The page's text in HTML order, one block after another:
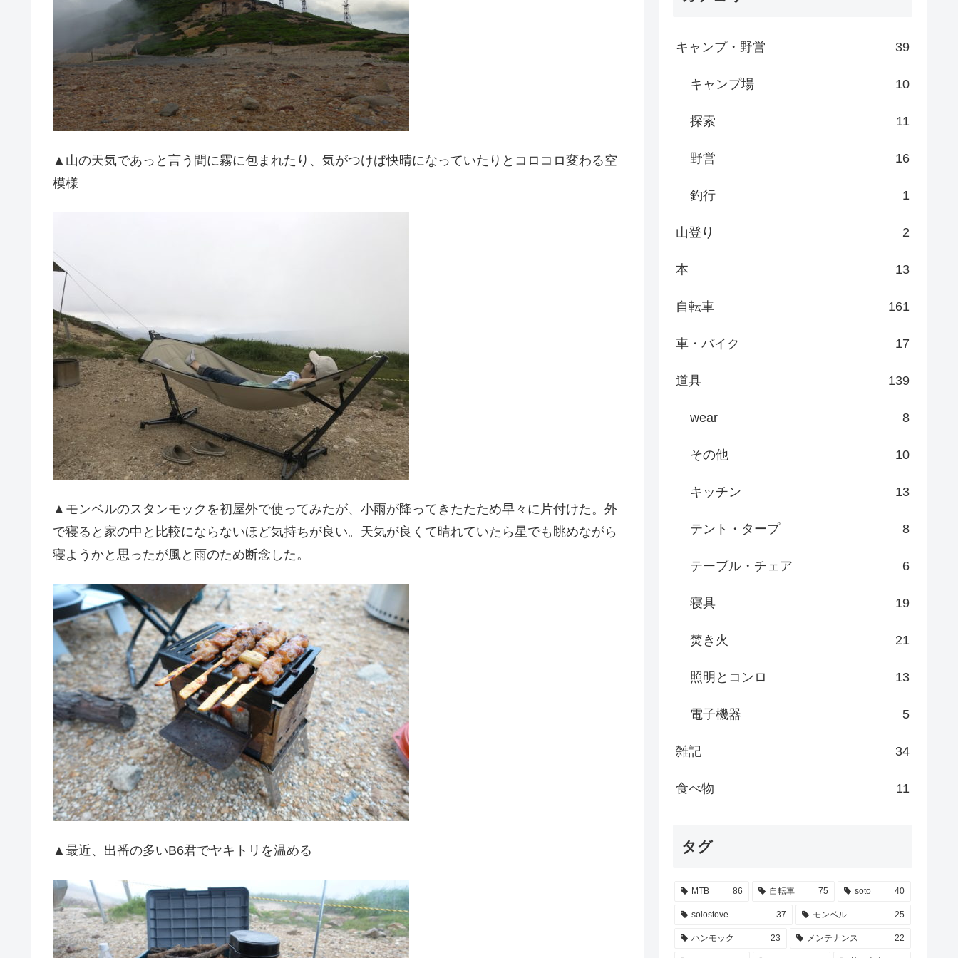
▲山の天気であっと言う間に霧に包まれたり、気がつけば快晴になっていたりとコロコロ変わる空
模様
▲モンベルのスタンモックを初屋外で使ってみたが、小雨が降ってきたたため早々に片付けた。外
で寝ると家の中と比較にならないほど気持ちが良い。天気が良くて晴れていたら星でも眺めながら
寝ようかと思ったが風と雨のため断念した。
▲最近、出番の多いB6君でヤキトリを温める
キャンプ・野営 39
キャンプ場 10
探索 11
野営 16
釣行 1
山登り 2
本 13
自転車 161
車・バイク 17
道具 139
wear 8
その他 10
キッチン 13
テント・タープ 8
テーブル・チェア 6
寝具 19
焚き火 21
照明とコンロ 13
電子機器 5
雑記 34
食べ物 11
タグ
MTB 86 自転車 75 soto 40
solostove 37 モンベル 25
ハンモック 23 メンテナンス 22